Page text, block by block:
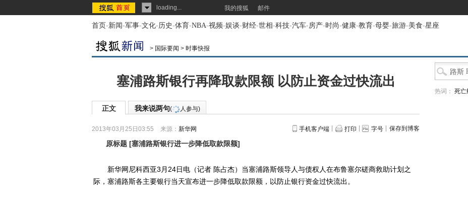
loading... 我的搜狐 邮件
首页-新闻-军事-文化-历史-体育-NBA-视频-娱谈-财经-世相-科技-汽车-房产-时尚-健康-教育-母婴-旅游-美食-星座
> 国际要闻 > 时事快报
塞浦路斯银行再降取款限额 以防止资金过快流出
正文 我来说两句( 人参与)
2013年03月25日03:55 来源： 新华网 手机客户端 打印 字号 保存到博客
原标题 [塞浦路斯银行进一步降低取款限额]
新华网尼科西亚3月24日电（记者 陈占杰）当塞浦路斯领导人与债权人在布鲁塞尔磋商救助计划之
际，塞浦路斯各主要银行当天宣布进一步降低取款限额，以防止银行资金过快流出。
热词： 死亡